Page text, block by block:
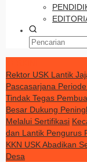
Rektor USK Lantik
Pascasarjana
Tindak Tegas
Besar Dukung
Melalui Sertifikasi
dan Lantik Pengurus
KKN USK Abadikan
Desa